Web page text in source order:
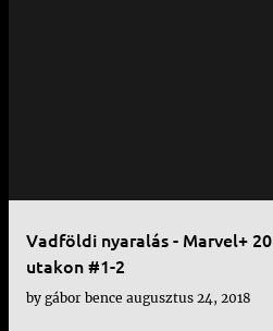
Vadföldi nyaralás - Marvel+
utakon #1-2
by gábor bence augusztus 24, 2018